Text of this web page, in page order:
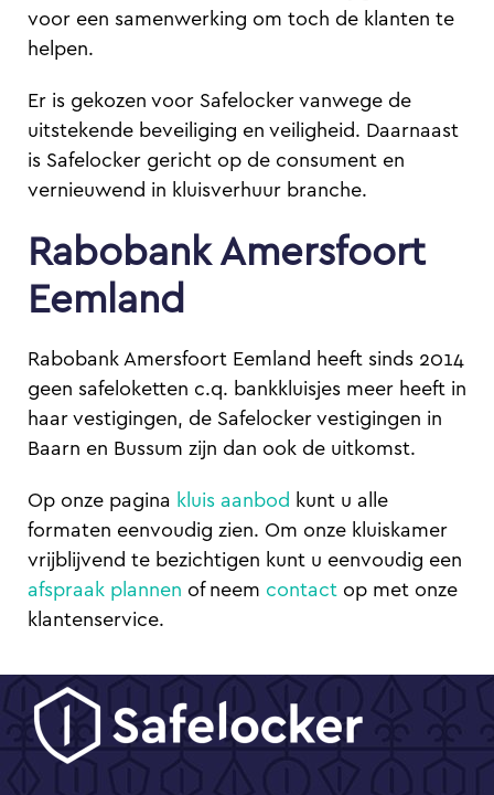
voor een samenwerking om toch de klanten te
helpen.
Er is gekozen voor Safelocker vanwege de
uitstekende beveiliging en veiligheid. Daarnaast
is Safelocker gericht op de consument en
vernieuwend in kluisverhuur branche.
Rabobank Amersfoort
Eemland
Rabobank Amersfoort Eemland heeft sinds 2014
geen safeloketten c.q. bankkluisjes meer heeft in
haar vestigingen, de Safelocker vestigingen in
Baarn en Bussum zijn dan ook de uitkomst.
Op onze pagina kluis aanbod kunt u alle
formaten eenvoudig zien. Om onze kluiskamer
vrijblijvend te bezichtigen kunt u eenvoudig een
afspraak plannen of neem contact op met onze
klantenservice.